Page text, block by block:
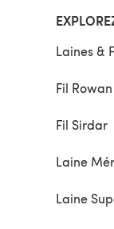
Laines &
Fil Rowan
Fil Sirdar
Laine
Laine